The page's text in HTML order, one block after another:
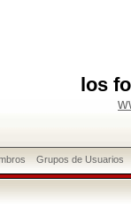
los
Grupos de Usuarios